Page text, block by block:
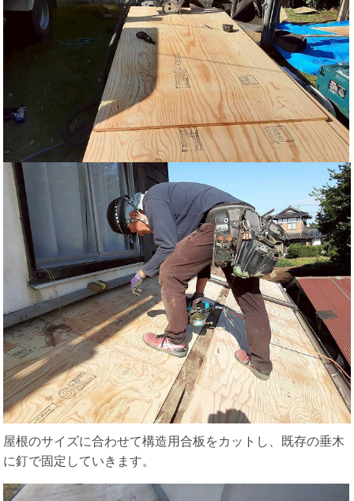
屋根のサイズに合わせて構造用合板をカットし、既存の垂木
に釘で固定していきます。